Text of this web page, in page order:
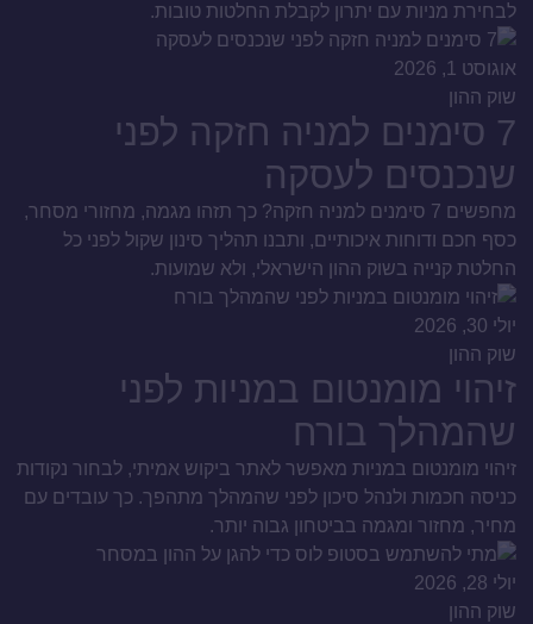
לבחירת מניות עם יתרון לקבלת החלטות טובות.
אוגוסט 1, 2026
שוק ההון
7 סימנים למניה חזקה לפני
שנכנסים לעסקה
מחפשים 7 סימנים למניה חזקה? כך תזהו מגמה, מחזורי מסחר,
כסף חכם ודוחות איכותיים, ותבנו תהליך סינון שקול לפני כל
החלטת קנייה בשוק ההון הישראלי, ולא שמועות.
יולי 30, 2026
שוק ההון
זיהוי מומנטום במניות לפני
שהמהלך בורח
זיהוי מומנטום במניות מאפשר לאתר ביקוש אמיתי, לבחור נקודות
כניסה חכמות ולנהל סיכון לפני שהמהלך מתהפך. כך עובדים עם
מחיר, מחזור ומגמה בביטחון גבוה יותר.
יולי 28, 2026
שוק ההון